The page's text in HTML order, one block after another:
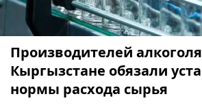
Производителей
Кыргызстане обязали
нормы расхода сырья